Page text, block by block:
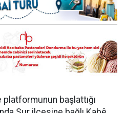
platformunun başlattığı